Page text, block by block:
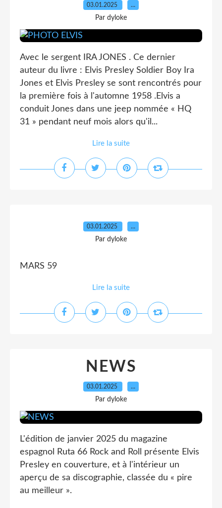
03.01.2025 …
Par dyloke
Avec le sergent IRA JONES . Ce dernier
auteur du livre : Elvis Presley Soldier Boy Ira
Jones et Elvis Presley se sont rencontrés pour
la première fois à l'automne 1958 .Elvis a
conduit Jones dans une jeep nommée « HQ
31 » pendant neuf mois alors qu'il...
Lire la suite
03.01.2025 …
Par dyloke
MARS 59
Lire la suite
NEWS
03.01.2025 …
Par dyloke
L'édition de janvier 2025 du magazine
espagnol Ruta 66 Rock and Roll présente Elvis
Presley en couverture, et à l'intérieur un
aperçu de sa discographie, classée du « pire
au meilleur ».